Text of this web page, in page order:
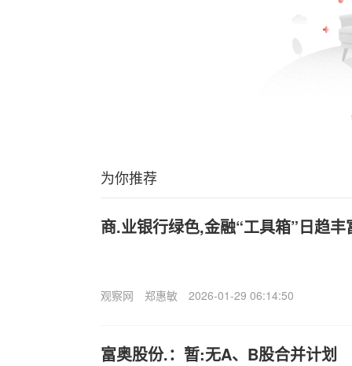
为你推荐
商.业银行绿色,金融“工具箱”日趋丰
观察网 郑惠敏 2026-01-29 06:14:50
富奥股份.：暂:无A、B股合并计划